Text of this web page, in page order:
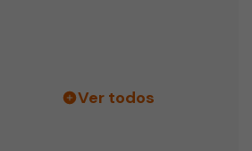
Ver todos